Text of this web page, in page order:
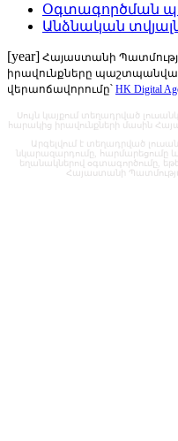
Օգտագործման
Անձնական
[year] Հայաստանի
իրավունքները
վերաոճավորումը՝ HK Digital
Սույն կայքում տեղադրված
հարակից իրավունքների մասին
Արգելվում է տեղադրված
նկարազարդումը, հարմարեցումը
եղանակներով օգտագործումը,
Հայաստանի